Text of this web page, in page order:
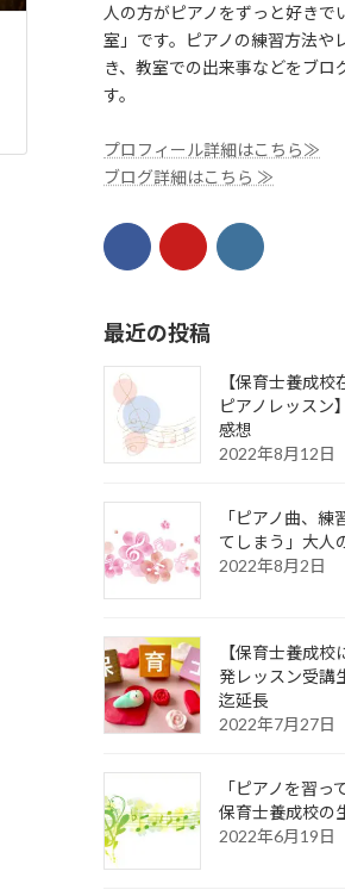
人の方がピアノをずっと好きで
室」です。ピアノの練習方法や
き、教室での出来事などをブロ
す。
プロフィール詳細はこちら≫
ブログ詳細はこちら ≫
最近の投稿
【保育士養成
ピアノレッスン
感想
2022年8月12日
「ピアノ曲、練
てしまう」大人
2022年8月2日
【保育士養成
発レッスン受講
迄延長
2022年7月27日
「ピアノを習っ
保育士養成校の
2022年6月19日